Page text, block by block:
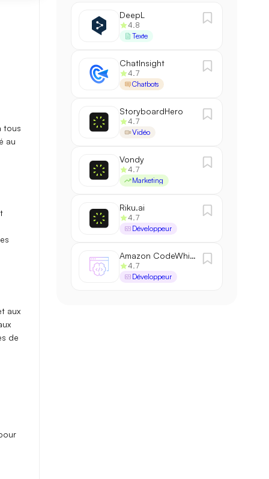
90,3 / 100 +2,2
×2,5
tous
au
aux
de
DeepL
4.8
Texte
ChatInsight
4.7
Chatbots
StoryboardHero
4.7
Vidéo
Vondy
4.7
Marketing
Riku.ai
4.7
Développeur
Amazon CodeWhisperer
4.7
Développeur